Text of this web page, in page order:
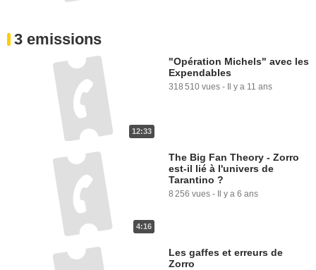
3 emissions
12:33
"Opération Michels" avec les
Expendables
318 510 vues - Il y a 11 ans
4:16
The Big Fan Theory - Zorro
est-il lié à l'univers de
Tarantino ?
8 256 vues - Il y a 6 ans
Les gaffes et erreurs de
Zorro